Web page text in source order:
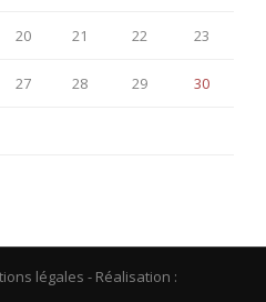
20 21 22 23
27 28 29 30
légales - Réalisation :